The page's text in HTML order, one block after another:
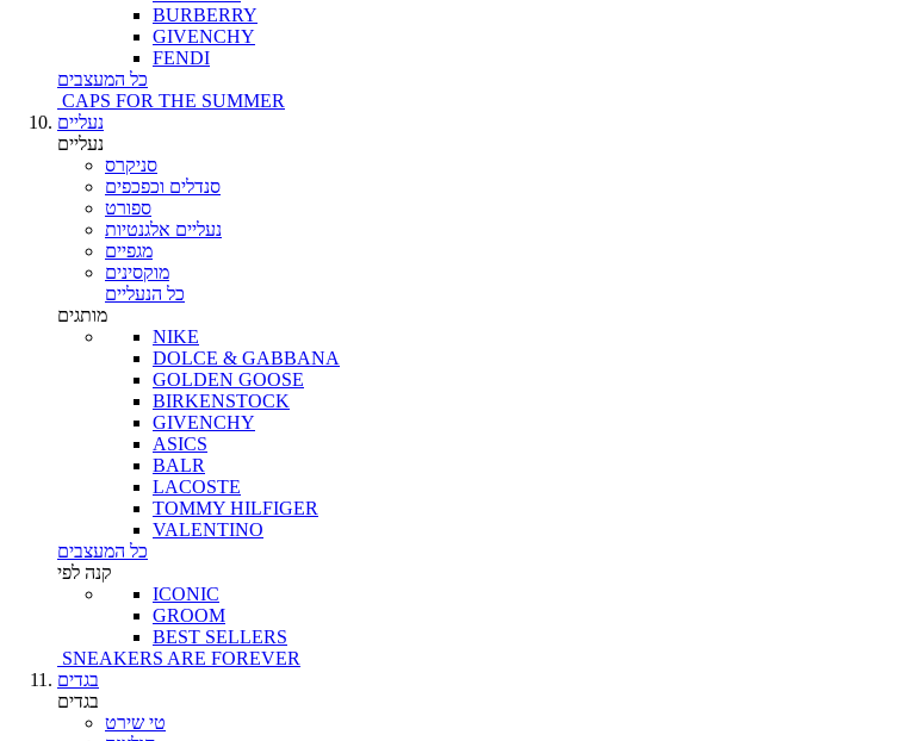
BURBERRY
GIVENCHY
FENDI
כל המעצבים
CAPS FOR THE SUMMER
נעליים
נעליים
סניקרס
סנדלים וכפכפים
ספורט
נעליים אלגנטיות
מגפיים
מוקסינים
כל הנעליים
מותגים
NIKE
DOLCE & GABBANA
GOLDEN GOOSE
BIRKENSTOCK
GIVENCHY
ASICS
BALR
LACOSTE
TOMMY HILFIGER
VALENTINO
כל המעצבים
קנה לפי
ICONIC
GROOM
BEST SELLERS
SNEAKERS ARE FOREVER
בגדים
בגדים
טי שירט